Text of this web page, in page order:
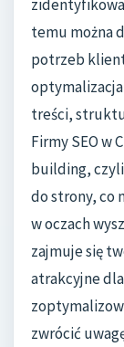
temu można
potrzeb
treści,
Firmy SEO w
building,
do strony, co
w oczach
zajmuje się
atrakcyjne
zwrócić